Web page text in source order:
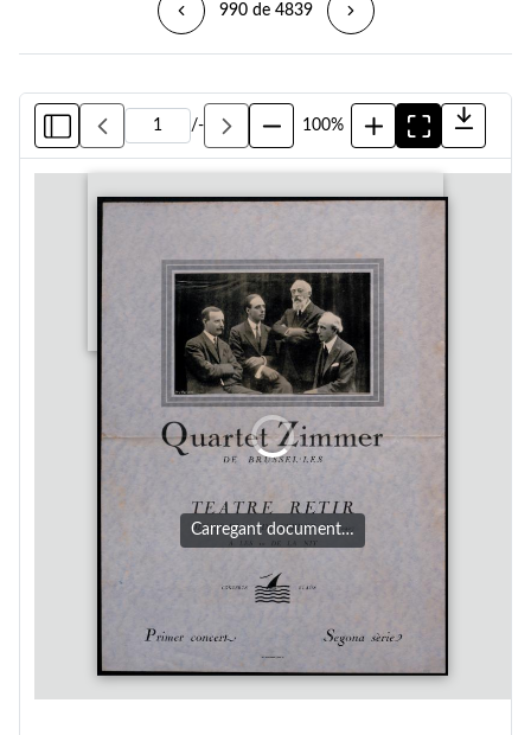
990 de 4839
/- 100%
Carregant document…